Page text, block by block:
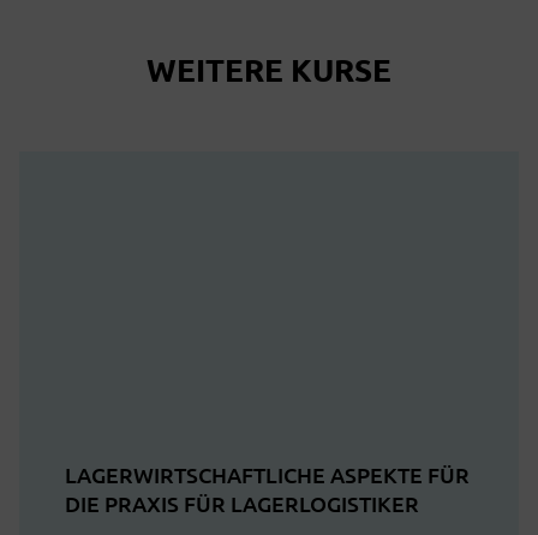
WEITERE KURSE
LAGERWIRTSCHAFTLICHE ASPEKTE FÜR
DIE PRAXIS FÜR LAGERLOGISTIKER